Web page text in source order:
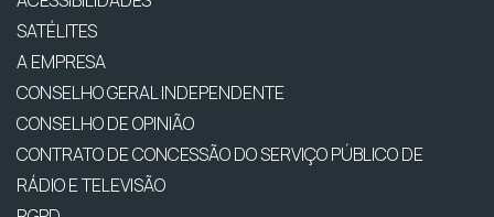
SATÉLITES
A EMPRESA
CONSELHO GERAL INDEPENDENTE
CONSELHO DE OPINIÃO
CONTRATO DE CONCESSÃO DO SERVIÇO PÚBLICO DE
RÁDIO E TELEVISÃO